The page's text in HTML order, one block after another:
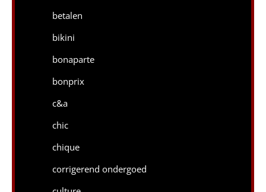
betalen
bikini
bonaparte
bonprix
c&a
chic
chique
corrigerend ondergoed